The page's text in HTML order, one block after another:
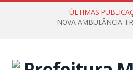
ÚLTIMAS
NOVA AMBULÂNCIA